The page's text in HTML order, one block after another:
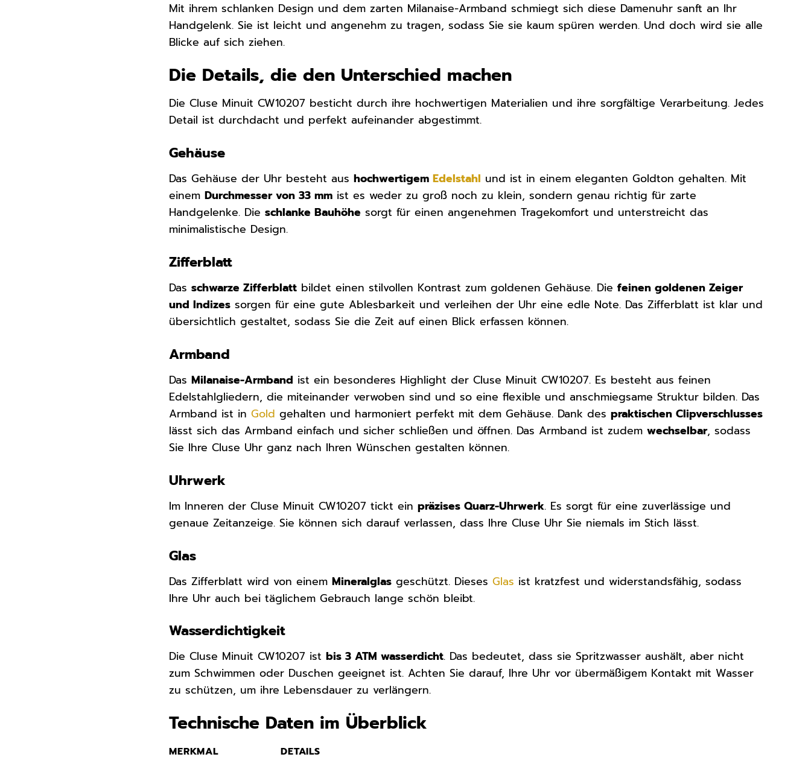
Mit ihrem schlanken Design und dem zarten Milanaise-Armband schmiegt sich diese Damenuhr sanft an Ihr
Handgelenk. Sie ist leicht und angenehm zu tragen, sodass Sie sie kaum spüren werden. Und doch wird sie alle
Blicke auf sich ziehen.
Die Details, die den Unterschied machen
Die Cluse Minuit CW10207 besticht durch ihre hochwertigen Materialien und ihre sorgfältige Verarbeitung. Jedes
Detail ist durchdacht und perfekt aufeinander abgestimmt.
Gehäuse
Das Gehäuse der Uhr besteht aushochwertigemEdelstahl und ist in einem eleganten Goldton gehalten. Mit
einemDurchmesser von 33 mm ist es weder zu groß noch zu klein, sondern genau richtig für zarte
Handgelenke. Dieschlanke Bauhöhe sorgt für einen angenehmen Tragekomfort und unterstreicht das
minimalistische Design.
Zifferblatt
Dasschwarze Zifferblatt bildet einen stilvollen Kontrast zum goldenen Gehäuse. Diefeinen goldenen Zeiger
und Indizes sorgen für eine gute Ablesbarkeit und verleihen der Uhr eine edle Note. Das Zifferblatt ist klar und
übersichtlich gestaltet, sodass Sie die Zeit auf einen Blick erfassen können.
Armband
DasMilanaise-Armband ist ein besonderes Highlight der Cluse Minuit CW10207. Es besteht aus feinen
Edelstahlgliedern, die miteinander verwoben sind und so eine flexible und anschmiegsame Struktur bilden. Das
Armband ist inGold gehalten und harmoniert perfekt mit dem Gehäuse. Dank despraktischen Clipverschlusses
lässt sich das Armband einfach und sicher schließen und öffnen. Das Armband ist zudemwechselbar, sodass
Sie Ihre Cluse Uhr ganz nach Ihren Wünschen gestalten können.
Uhrwerk
Im Inneren der Cluse Minuit CW10207 tickt einpräzises Quarz-Uhrwerk. Es sorgt für eine zuverlässige und
genaue Zeitanzeige. Sie können sich darauf verlassen, dass Ihre Cluse Uhr Sie niemals im Stich lässt.
Glas
Das Zifferblatt wird von einemMineralglas geschützt. DiesesGlas ist kratzfest und widerstandsfähig, sodass
Ihre Uhr auch bei täglichem Gebrauch lange schön bleibt.
Wasserdichtigkeit
Die Cluse Minuit CW10207 istbis 3 ATM wasserdicht. Das bedeutet, dass sie Spritzwasser aushält, aber nicht
zum Schwimmen oder Duschen geeignet ist. Achten Sie darauf, Ihre Uhr vor übermäßigem Kontakt mit Wasser
zu schützen, um ihre Lebensdauer zu verlängern.
Technische Daten im Überblick
MERKMAL
DETAILS